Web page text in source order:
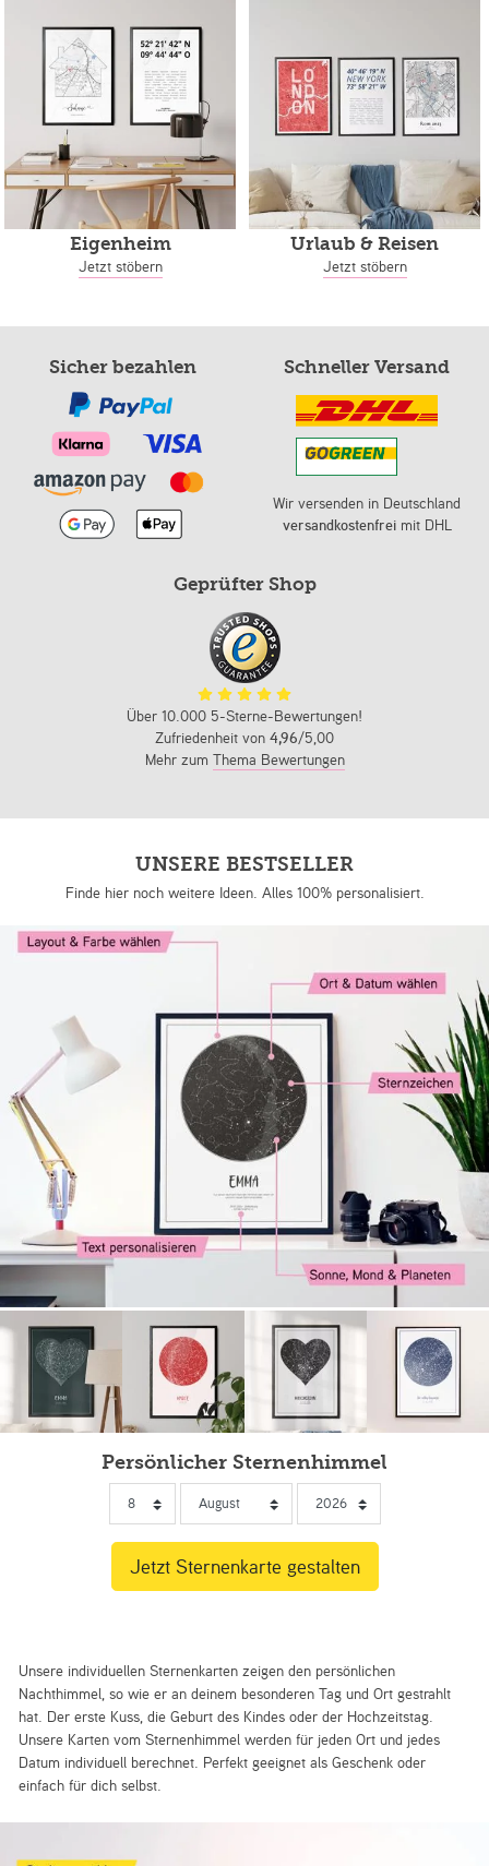
Eigenheim
Jetzt stöbern
Urlaub & Reisen
Jetzt stöbern
Sicher bezahlen Schneller Versand
Wir versenden in Deutschland
versandkostenfreimit DHL
Geprüfter Shop
Über 10.000 5-Sterne-Bewertungen!
Zufriedenheit von 4,96/5,00
Mehr zum Thema Bewertungen
UNSERE BESTSELLER
Finde hier noch weitere Ideen. Alles 100% personalisiert.
Persönlicher Sternenhimmel
Unsere individuellen Sternenkarten zeigen den persönlichen
Nachthimmel, so wie er an deinem besonderen Tag und Ort gestrahlt
hat. Der erste Kuss, die Geburt des Kindes oder der Hochzeitstag.
Unsere Karten vom Sternenhimmel werden für jeden Ort und jedes
Datum individuell berechnet. Perfekt geeignet als Geschenk oder
einfach für dich selbst.